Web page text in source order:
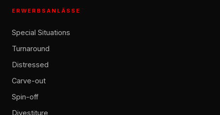
ERWERBSANLÄSSE
Special Situations
Turnaround
Distressed
Carve-out
Spin-off
Divestiture